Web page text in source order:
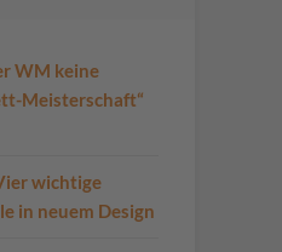
WM keine
Meisterschaft“
wichtige
in neuem Design